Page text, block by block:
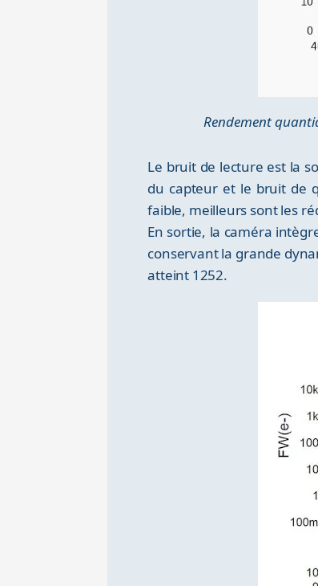
Rendement
Le bruit de lecture est la
du capteur et le bruit de
faible, meilleurs sont les
En sortie, la caméra
conservant la grande
atteint 1252.